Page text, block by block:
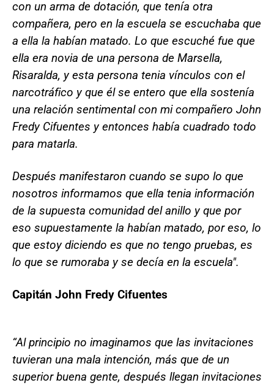
con un arma de dotación, que tenía otra
compañera, pero en la escuela se escuchaba que
a ella la habían matado. Lo que escuché fue que
ella era novia de una persona de Marsella,
Risaralda, y esta persona tenia vínculos con el
narcotráfico y que él se entero que ella sostenía
una relación sentimental con mi compañero John
Fredy Cifuentes y entonces había cuadrado todo
para matarla.
Después manifestaron cuando se supo lo que
nosotros informamos que ella tenia información
de la supuesta comunidad del anillo y que por
eso supuestamente la habían matado, por eso, lo
que estoy diciendo es que no tengo pruebas, es
lo que se rumoraba y se decía en la escuela".
Capitán John Fredy Cifuentes
“Al principio no imaginamos que las invitaciones
tuvieran una mala intención, más que de un
superior buena gente, después llegan invitaciones